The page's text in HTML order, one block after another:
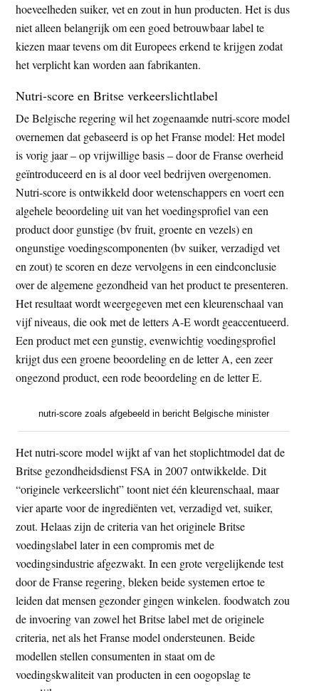
hoeveelheden suiker, vet en zout in hun producten. Het is dus
niet alleen belangrijk om een goed betrouwbaar label te
kiezen maar tevens om dit Europees erkend te krijgen zodat
het verplicht kan worden aan fabrikanten.
Nutri-score en Britse verkeerslichtlabel
De Belgische regering wil het zogenaamde nutri-score model
overnemen dat gebaseerd is op het Franse model: Het model
is vorig jaar – op vrijwillige basis – door de Franse overheid
geïntroduceerd en is al door veel bedrijven overgenomen.
Nutri-score is ontwikkeld door wetenschappers en voert een
algehele beoordeling uit van het voedingsprofiel van een
product door gunstige (bv fruit, groente en vezels) en
ongunstige voedingscomponenten (bv suiker, verzadigd vet
en zout) te scoren en deze vervolgens in een eindconclusie
over de algemene gezondheid van het product te presenteren.
Het resultaat wordt weergegeven met een kleurenschaal van
vijf niveaus, die ook met de letters A-E wordt geaccentueerd.
Een product met een gunstig, evenwichtig voedingsprofiel
krijgt dus een groene beoordeling en de letter A, een zeer
ongezond product, een rode beoordeling en de letter E.
nutri-score zoals afgebeeld in bericht Belgische minister
Het nutri-score model wijkt af van het stoplichtmodel dat de
Britse gezondheidsdienst FSA in 2007 ontwikkelde. Dit
“originele verkeerslicht” toont niet één kleurenschaal, maar
vier aparte voor de ingrediënten vet, verzadigd vet, suiker,
zout. Helaas zijn de criteria van het originele Britse
voedingslabel later in een compromis met de
voedingsindustrie afgezwakt. In een grote vergelijkende test
door de Franse regering, bleken beide systemen ertoe te
leiden dat mensen gezonder gingen winkelen. foodwatch zou
de invoering van zowel het Britse label met de originele
criteria, net als het Franse model ondersteunen. Beide
modellen stellen consumenten in staat om de
voedingskwaliteit van producten in een oogopslag te